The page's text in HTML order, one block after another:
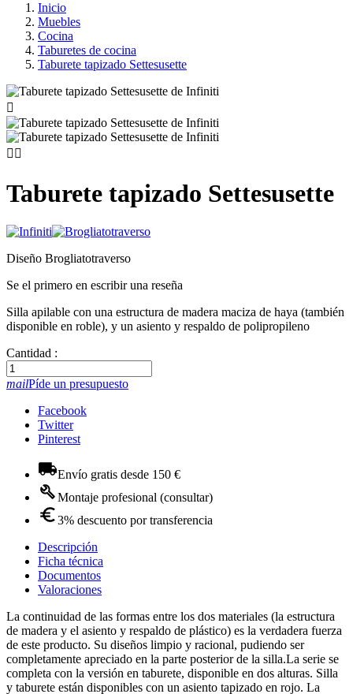
Inicio
Muebles
Cocina
Taburetes de cocina
Taburete tapizado Settesusette

 
Taburete tapizado Settesusette
Diseño Brogliatotraverso
Se el primero en escribir una reseña
Silla apilable con una estructura de madera maciza de haya (también
disponible en roble), y un asiento y respaldo de polipropileno
Cantidad :
mailPíde un presupuesto
Facebook
Twitter
Pinterest
Envío gratis desde 150 €
Montaje profesional (consultar)
3% descuento por transferencia
Descripción
Ficha técnica
Documentos
Valoraciones
La continuidad de las formas entre los dos materiales (la estructura
de madera y el asiento y respaldo de plástico) es la verdadera fuerza
de este producto. Su diseños limpio y racional, pudiendo ser
completamente apreciado en la parte posterior de la silla.La serie se
completa con la versión en taburete, disponible en dos alturas. Silla
y taburete están disponibles con un asiento tapizado en rojo. La